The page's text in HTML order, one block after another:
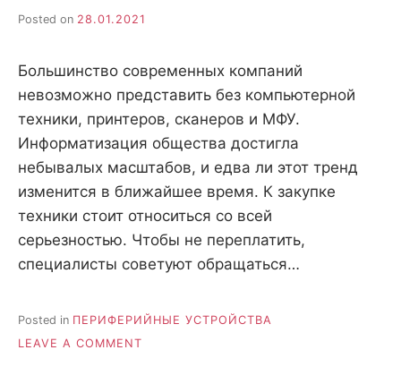
Posted on 28.01.2021
Большинство современных компаний
невозможно представить без компьютерной
техники, принтеров, сканеров и МФУ.
Информатизация общества достигла
небывалых масштабов, и едва ли этот тренд
изменится в ближайшее время. К закупке
техники стоит относиться со всей
серьезностью. Чтобы не переплатить,
специалисты советуют обращаться…
Posted in ПЕРИФЕРИЙНЫЕ УСТРОЙСТВА
LEAVE A COMMENT